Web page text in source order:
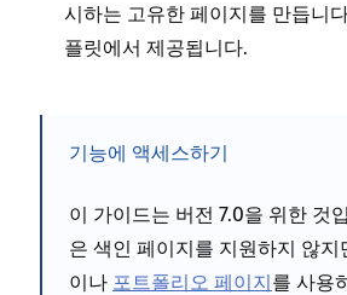
시하는 고유한 페이지를 만듭니
플릿에서 제공됩니다.
기능에 액세스하기
이 가이드는 버전 7.0을 위한 것
은 색인 페이지를 지원하지 않지
이나 포트폴리오 페이지를 사용